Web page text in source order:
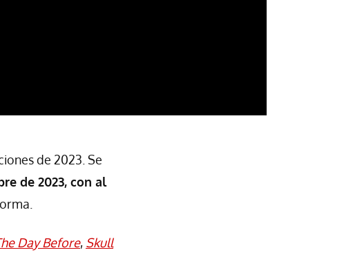
de 2023. Se
de 2023, con al
Day Before, Skull